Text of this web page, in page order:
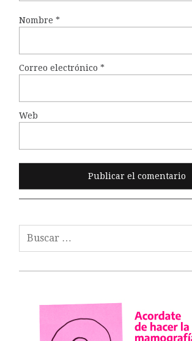
Nombre *
Correo electrónico *
Web